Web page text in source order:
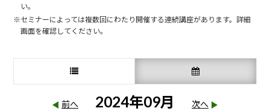
い。
セミナーによっては複数回にわたり開催する連続講座があります。詳細
画面を確認してください。
前へ 2024年09月 次へ